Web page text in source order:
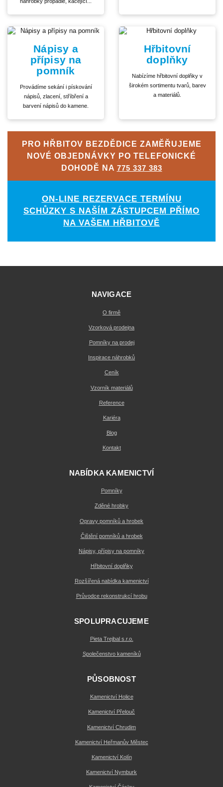
Nápisy a
přípisy na
pomník
Provádíme sekání i pískování
nápisů, zlacení, stříbření a
barvení nápisů do kamene.
Hřbitovní
doplňky
Nabízíme hřbitovní doplňky v
širokém sortimentu tvarů, barev
a materiálů.
PRO HŘBITOV BEZDĚDICE ZAMĚŘUJEME
NOVÉ OBJEDNÁVKY PO TELEFONICKÉ
DOHODĚ NA 775 337 383
ON-LINE REZERVACE TERMÍNU
SCHŮZKY S NAŠÍM ZÁSTUPCEM PŘÍMO
NA VAŠEM HŘBITOVĚ
NAVIGACE
O firmě
Vzorková prodejna
Pomníky na prodej
Inspirace náhrobků
Ceník
Vzorník materiálů
Reference
Kariéra
Blog
Kontakt
NABÍDKA KAMENICTVÍ
Pomníky
Zděné hrobky
Opravy pomníků a hrobek
Čištění pomníků a hrobek
Nápisy, přípisy na pomníky
Hřbitovní doplňky
Rozšířená nabídka kamenictví
Průvodce rekonstrukcí hrobu
SPOLUPRACUJEME
Pieta Trejbal s.r.o.
Společenstvo kameníků
PŮSOBNOST
Kamenictví Holice
Kamenictví Přelouč
Kamenictví Chrudim
Kamenictví Heřmanův Městec
Kamenictví Kolín
Kamenictví Nymburk